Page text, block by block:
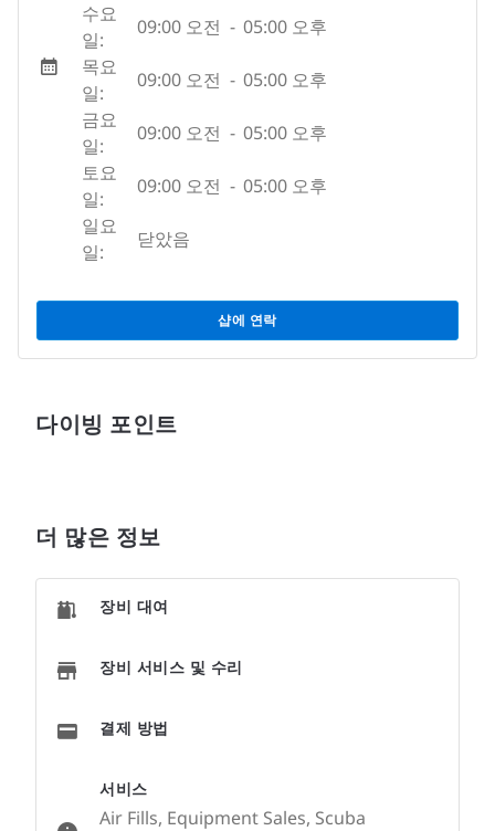
수요
일:
09:00 오전 - 05:00 오후
목요
일:
09:00 오전 - 05:00 오후
금요
일:
09:00 오전 - 05:00 오후
토요
일:
09:00 오전 - 05:00 오후
일요
일:
닫았음
샵에 연락
다이빙 포인트
더 많은 정보
서비스
Air Fills, Equipment Sales, Scuba
장비 대여
장비 서비스 및 수리
결제 방법